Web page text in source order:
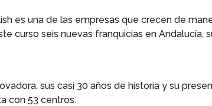
es una de las empresas que crecen de
curso seis nuevas franquicias en Andalucía,
sus casi 30 años de historia y su
con 53 centros.